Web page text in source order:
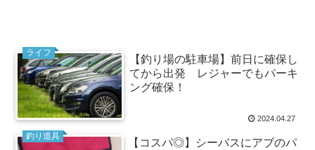
ライフ
【釣り場の駐車場】前日に確保し
てから出発 レジャーでもパーキ
ング確保！
2024.04.27
釣り道具
【コスパ◎】シーバスにアブのパ